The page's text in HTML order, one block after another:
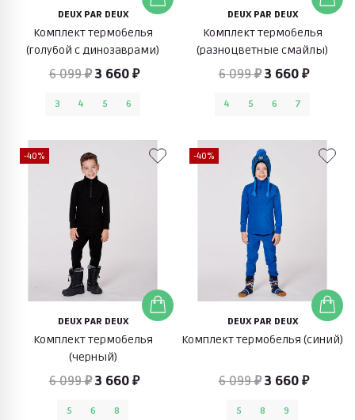
DEUX PAR DEUX
Комплект термобелья
(голубой с динозаврами)
6 099 ₽3 660 ₽
3 4 5 6
DEUX PAR DEUX
Комплект термобелья
(разноцветные смайлы)
6 099 ₽3 660 ₽
4 5 6 7
-40%
DEUX PAR DEUX
Комплект термобелья
(черный)
6 099 ₽3 660 ₽
5 6 8
-40%
DEUX PAR DEUX
Комплект термобелья (синий)
6 099 ₽3 660 ₽
5 8 9